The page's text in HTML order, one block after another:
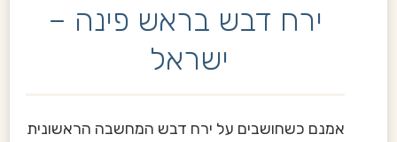
ירח דבש בראש פינה –
ישראל
אמנם כשחושבים על ירח דבש המחשבה הראשונית